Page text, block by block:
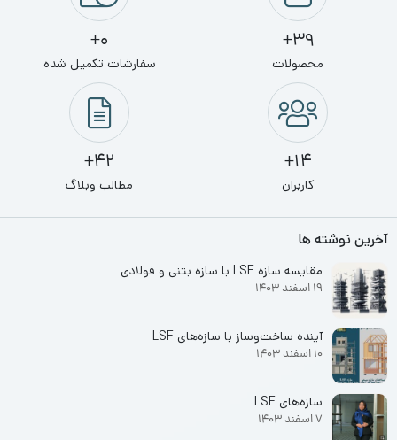
39+
محصولات
0+
سفارشات تکمیل شده
14+
کاربران
42+
مطالب وبلاگ
آخرین نوشته ها
مقایسه سازه LSF با سازه بتنی و فولادی
19 اسفند 1403
آینده ساخت‌وساز با سازه‌های LSF
10 اسفند 1403
سازه‌های LSF
7 اسفند 1403